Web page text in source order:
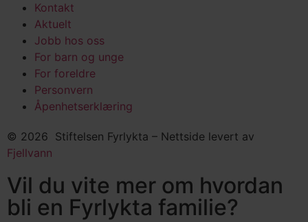
Kontakt
Aktuelt
Jobb hos oss
For barn og unge
For foreldre
Personvern
Åpenhetserklæring
© 2026 Stiftelsen Fyrlykta – Nettside levert av
Fjellvann
Vil du vite mer om hvordan
bli en Fyrlykta familie?